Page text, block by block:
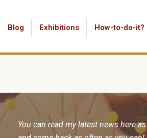
Blog Exhibitions How-to-do-it?
You can read my latest news here